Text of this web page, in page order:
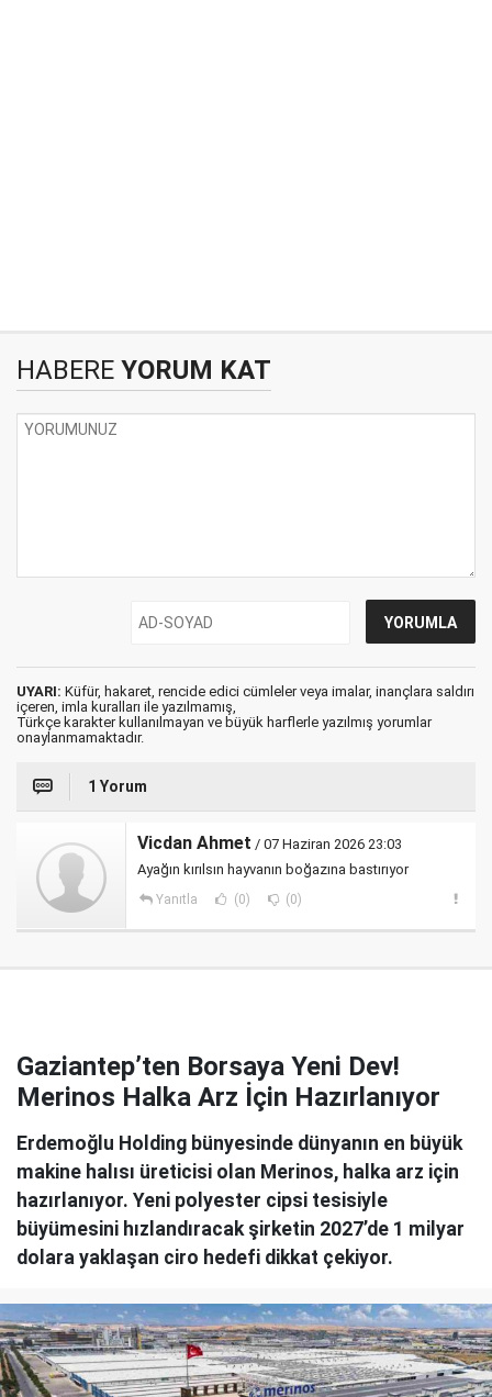
HABERE YORUM KAT
UYARI: Küfür, hakaret, rencide edici cümleler veya imalar, inançlara saldırı
içeren, imla kuralları ile yazılmamış,
Türkçe karakter kullanılmayan ve büyük harflerle yazılmış yorumlar
onaylanmamaktadır.
1 Yorum
Vicdan Ahmet / 07 Haziran 2026 23:03
Ayağın kırılsın hayvanın boğazına bastırıyor
Yanıtla (0) (0)
Gaziantep’ten Borsaya Yeni Dev!
Merinos Halka Arz İçin Hazırlanıyor
Erdemoğlu Holding bünyesinde dünyanın en büyük
makine halısı üreticisi olan Merinos, halka arz için
hazırlanıyor. Yeni polyester cipsi tesisiyle
büyümesini hızlandıracak şirketin 2027’de 1 milyar
dolara yaklaşan ciro hedefi dikkat çekiyor.